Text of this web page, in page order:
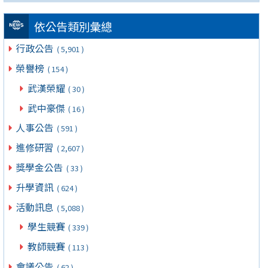
依公告類別彙總
行政公告 ( 5,901 )
榮譽榜 ( 154 )
武漢榮耀 ( 30 )
武中豪傑 ( 16 )
人事公告 ( 591 )
進修研習 ( 2,607 )
獎學金公告 ( 33 )
升學資訊 ( 624 )
活動訊息 ( 5,088 )
學生競賽 ( 339 )
教師競賽 ( 113 )